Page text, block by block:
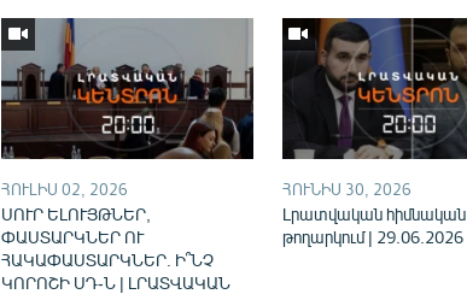
ՀՈՒԼԻՍ 02, 2026
ՍՈՒՐ ԵԼՈՒՅԹՆԵՐ,
ՓԱՍՏԱՐԿՆԵՐ ՈՒ
ՀԱԿԱՓԱՍՏԱՐԿՆԵՐ. Ի՞ՆՉ
ԿՈՐՈՇԻ ՍԴ-Ն | ԼՐԱՏՎԱԿԱՆ
ՀՈՒՆԻՍ 30, 2026
Լրատվական հիմնական
թողարկում | 29.06.2026